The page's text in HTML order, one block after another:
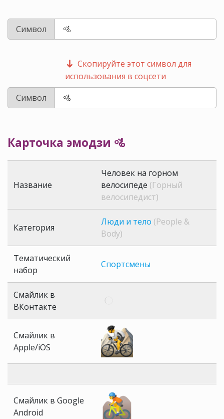
Символ
Скопируйте этот символ для
использования в соцсети
Символ
Карточка эмодзи 🚵
Название
Человек на горном
велосипеде (Горный
велосипедист)
Категория
Люди и тело (People &
Body)
Тематический
набор
Спортсмены
Смайлик в
ВКонтакте
Смайлик в
Apple/iOS
Смайлик в Google
Android